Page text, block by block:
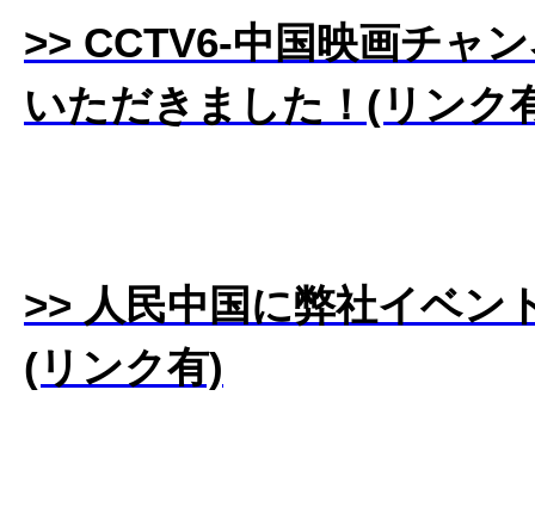
>> CCTV6-中国映画チャ
いただきました！(リンク
>> 人民中国に弊社イベン
(リンク有)